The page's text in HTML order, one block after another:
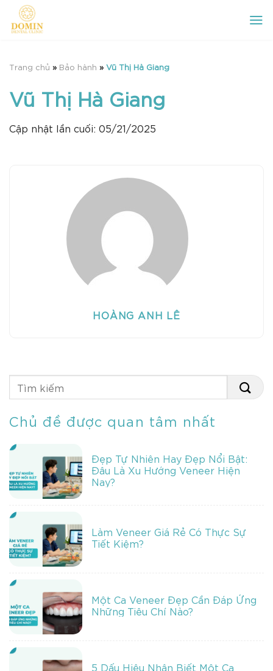
Chuyển
đến
Trang chủ » Bảo hành » Vũ Thị Hà Giang
Vũ Thị Hà Giang
Cập nhật lần cuối: 05/21/2025
HOÀNG ANH LÊ
Chủ đề được quan tâm nhất
Đẹp Tự Nhiên Hay Đẹp Nổi Bật:
Đâu Là Xu Hướng Veneer Hiện
Nay?
Làm Veneer Giá Rẻ Có Thực Sự
Tiết Kiệm?
Một Ca Veneer Đẹp Cần Đáp Ứng
Những Tiêu Chí Nào?
5 Dấu Hiệu Nhận Biết Một Ca